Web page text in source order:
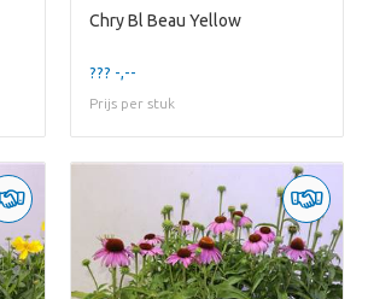
Chry Bl Beau Yellow
??? -,--
Prijs per stuk